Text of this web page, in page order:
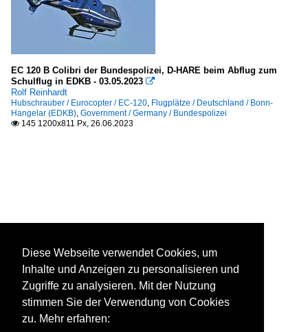
EC 120 B Colibri der Bundespolizei, D-HARE beim Abflug zum
Schulflug in EDKB - 03.05.2023 
Rolf Reinhardt
Hubschrauber / Eurocopter / EC-120, Flugplätze / Deutschland / Bonn-
Hangelar (EDKB), Government / Germany / Bundespolizei
 145 1200x811 Px, 26.06.2023
Diese Webseite verwendet Cookies, um
Inhalte und Anzeigen zu personalisieren und
Zugriffe zu analysieren. Mit der Nutzung
stimmen Sie der Verwendung von Cookies
zu. Mehr erfahren: